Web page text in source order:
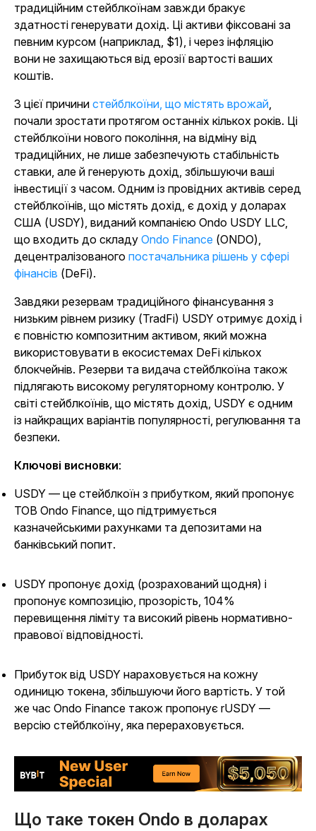
традиційним стейблкоїнам завжди бракує
здатності генерувати дохід. Ці активи фіксовані за
певним курсом (наприклад, $1), і через інфляцію
вони не захищаються від ерозії вартості ваших
коштів.
З цієї причини стейблкоїни, що містять врожай,
почали зростати протягом останніх кількох років. Ці
стейблкоїни нового покоління, на відміну від
традиційних, не лише забезпечують стабільність
ставки, але й генерують дохід, збільшуючи ваші
інвестиції з часом. Одним із провідних активів серед
стейблкоїнів, що містять дохід, є дохід у доларах
США (USDY), виданий компанією Ondo USDY LLC,
що входить до складу Ondo Finance (ONDO),
децентралізованого постачальника рішень у сфері
фінансів (DeFi).
Завдяки резервам традиційного фінансування з
низьким рівнем ризику (TradFi) USDY отримує дохід і
є повністю композитним активом, який можна
використовувати в екосистемах DeFi кількох
блокчейнів. Резерви та видача стейблкоїна також
підлягають високому регуляторному контролю. У
світі стейблкоїнів, що містять дохід, USDY є одним
із найкращих варіантів популярності, регулювання та
безпеки.
Ключові висновки:
USDY — це стейблкоїн з прибутком, який пропонує
ТОВ Ondo Finance, що підтримується
казначейськими рахунками та депозитами на
банківський попит.
USDY пропонує дохід (розрахований щодня) і
пропонує композицію, прозорість, 104%
перевищення ліміту та високий рівень нормативно-
правової відповідності.
Прибуток від USDY нараховується на кожну
одиницю токена, збільшуючи його вартість. У той
же час Ondo Finance також пропонує rUSDY —
версію стейблкоїну, яка перераховується.
Що таке токен Ondo в доларах